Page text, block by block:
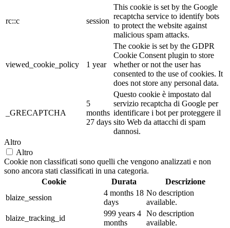
rc::c session
This cookie is set by the Google
recaptcha service to identify bots
to protect the website against
malicious spam attacks.
viewed_cookie_policy 1 year
The cookie is set by the GDPR
Cookie Consent plugin to store
whether or not the user has
consented to the use of cookies. It
does not store any personal data.
_GRECAPTCHA
5
months
27 days
Questo cookie è impostato dal
servizio recaptcha di Google per
identificare i bot per proteggere il
sito Web da attacchi di spam
dannosi.
Altro
Altro
Cookie non classificati sono quelli che vengono analizzati e non
sono ancora stati classificati in una categoria.
Cookie
Durata
Descrizione
blaize_session
4 months 18
days
No description
available.
blaize_tracking_id
999 years 4
months
No description
available.